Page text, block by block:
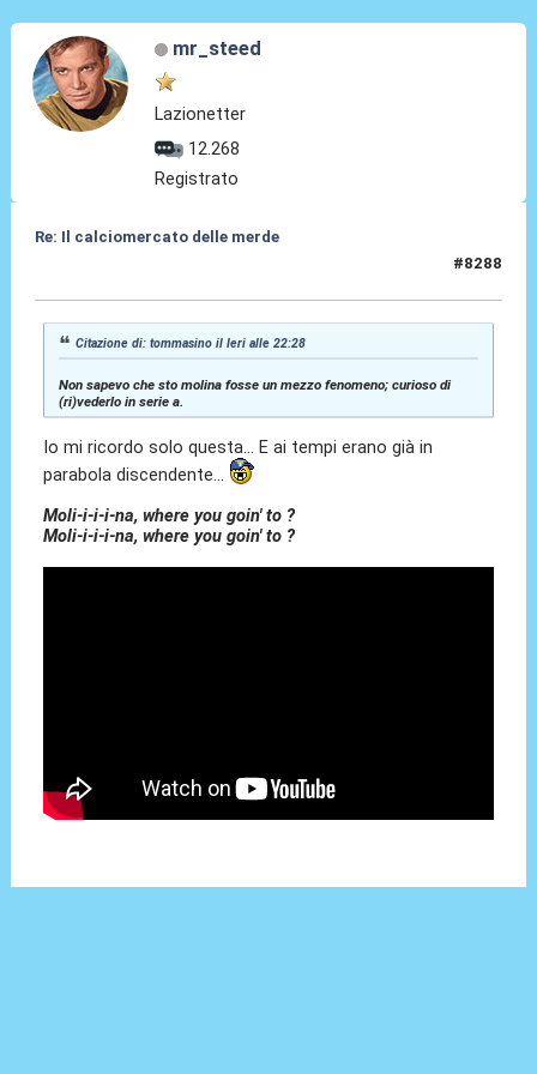
mr_steed
Lazionetter
12.268
Registrato
Re: Il calciomercato delle merde
#8288
Citazione di: tommasino ilIeri alle 22:28
Non sapevo che sto molina fosse un mezzo fenomeno; curioso di
(ri)vederlo in serie a.
Io mi ricordo solo questa... E ai tempi erano già in
parabola discendente...
Moli-i-i-i-na, where you goin' to ?
Moli-i-i-i-na, where you goin' to ?